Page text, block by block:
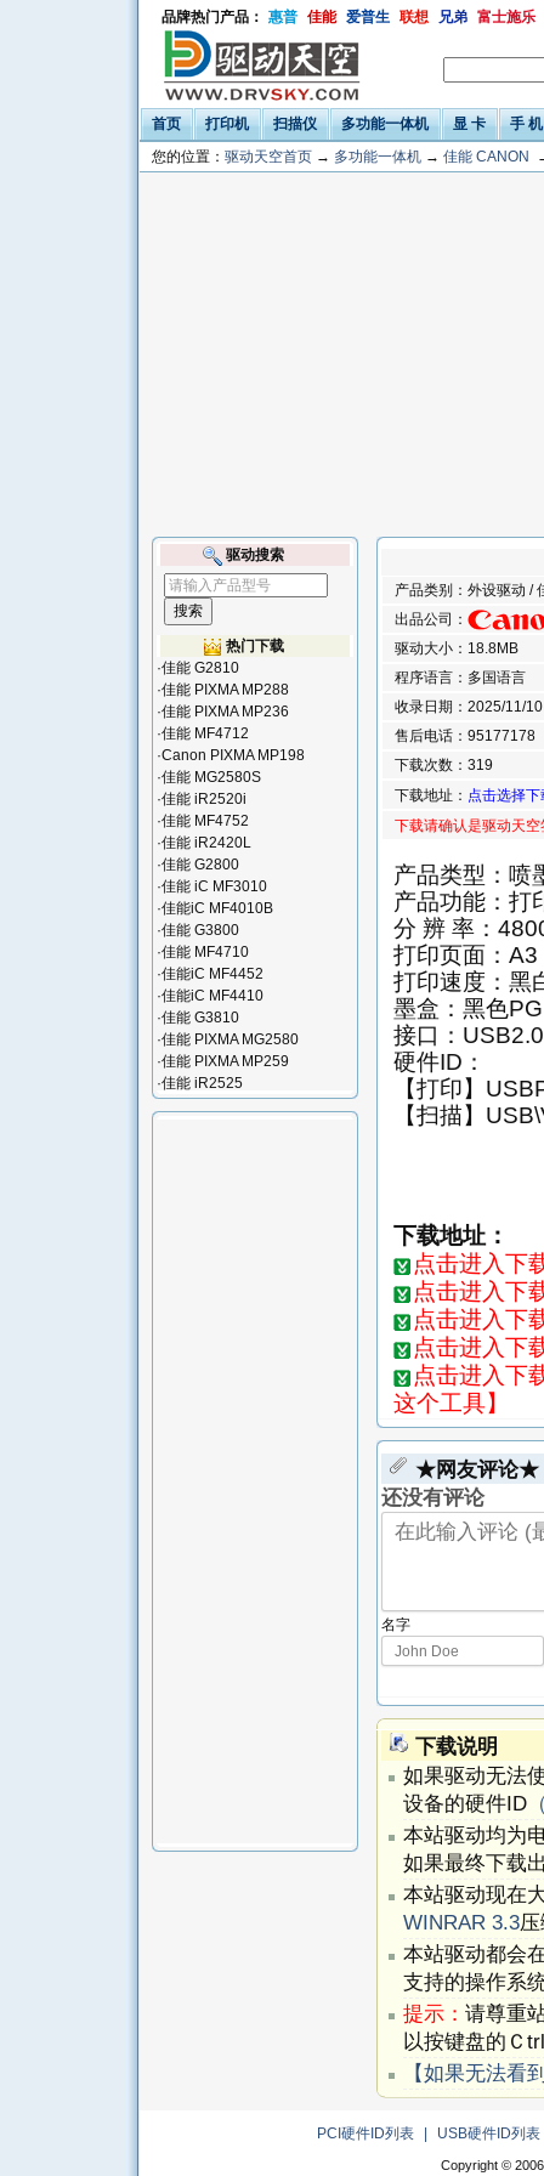
品牌热门产品： 惠普 佳能 爱普生 联想 兄弟 富士施乐
首页 打印机 扫描仪 多功能一体机 显 卡
手 机
您的位置： 驱动天空首页 → 多功能一体机 → 佳能 CANON
产品类别：外设驱动 /
出品公司：
驱动大小：18.8MB
程序语言：多国语言
收录日期：2025/11/
售后电话：95177178
下载次数：319
下载地址： 点击选择
下载请确认是驱动天
产品类型：喷
产品功能：打
分 辨 率：
打印页面：A3
打印速度：黑
墨盒：黑色
接口：
硬件ID：
【打印】
【扫描】
下载地址：
点击进入下
点击进入下
点击进入下
点击进入下
点击进入下
这个工具】
★网友评论★
还没有评论
名字
下载说明
如果驱动无法
设备的硬件ID
本站驱动均为
如果最终下载
本站驱动现在
WINRAR 3.3
本站驱动都会
支持的操作系
提示： 请尊重
以按键盘的Ｃ
【如果无法看
驱动搜索
热门下载
·佳能 G2810
·佳能 PIXMA MP288
·佳能 PIXMA MP236
·佳能 MF4712
·Canon PIXMA MP198
·佳能 MG2580S
·佳能 iR2520i
·佳能 MF4752
·佳能 iR2420L
·佳能 G2800
·佳能 iC MF3010
·佳能iC MF4010B
·佳能 G3800
·佳能 MF4710
·佳能iC MF4452
·佳能iC MF4410
·佳能 G3810
·佳能 PIXMA MG2580
·佳能 PIXMA MP259
·佳能 iR2525
PCI硬件ID列表 USB硬件ID列表
Copyright ©